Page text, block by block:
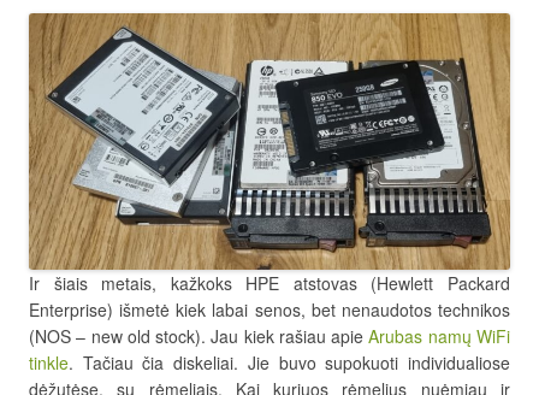
Ir šiais metais, kažkoks HPE atstovas (Hewlett Packard
Enterprise) išmetė kiek labai senos, bet nenaudotos technikos
(NOS – new old stock). Jau kiek rašiau apieArubas namų WiFi
tinkle. Tačiau čia diskeliai. Jie buvo supokuoti individualiose
dėžutėse, su rėmeliais. Kai kuriuos rėmelius nuėmiau ir